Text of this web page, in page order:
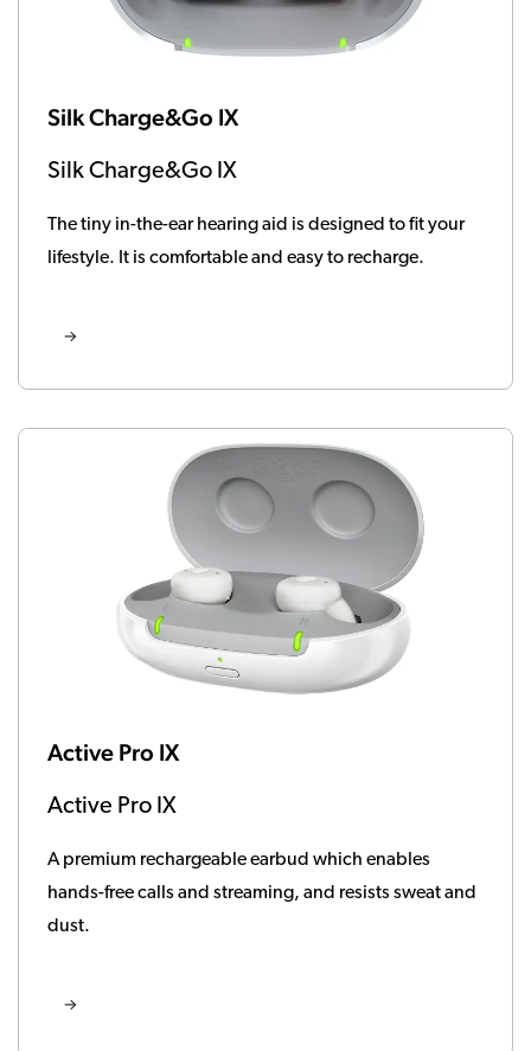
Silk Charge&Go IX
Silk Charge&Go IX
The tiny in-the-ear hearing aid is designed to fit your
lifestyle. It is comfortable and easy to recharge.
Active Pro IX
Active Pro IX
A premium rechargeable earbud which enables
hands-free calls and streaming, and resists sweat and
dust.